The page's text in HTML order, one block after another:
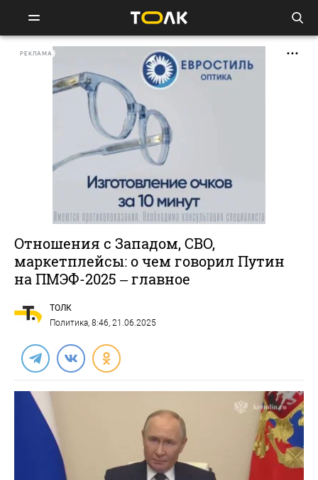
РЕКЛАМА
Отношения с Западом, СВО,
маркетплейсы: о чем говорил Путин
на ПМЭФ-2025 – главное
ТОЛК
Политика, 8:46, 21.06.2025